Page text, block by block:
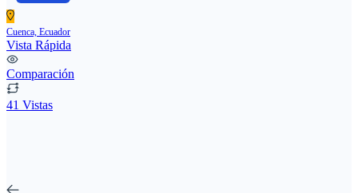
Cuenca, Ecuador
Vista Rápida
Comparación
41 Vistas